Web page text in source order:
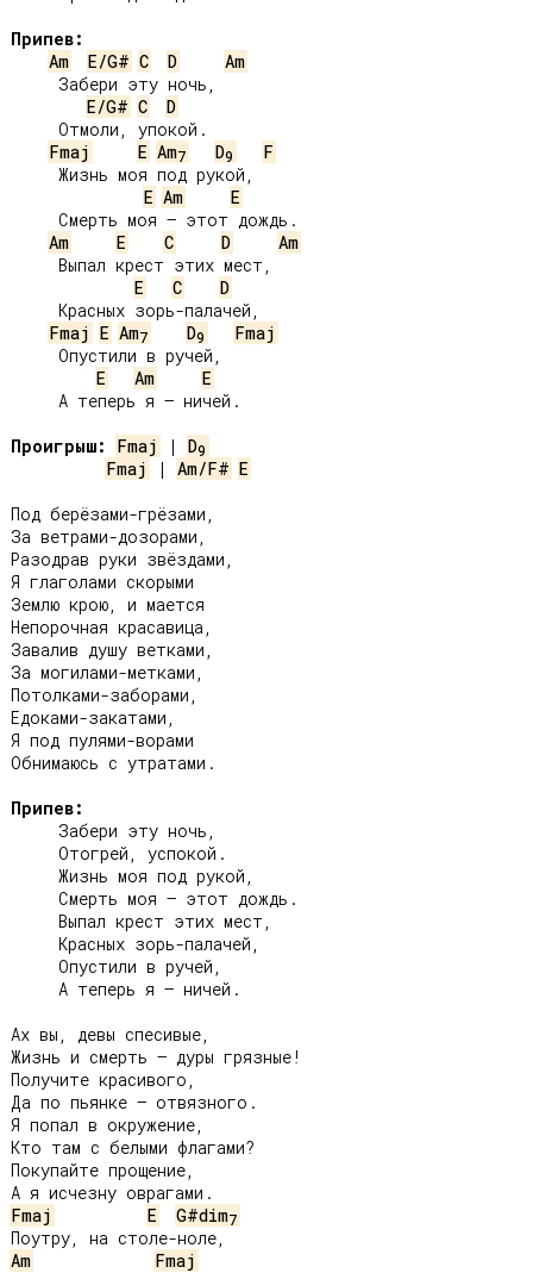
Припев:
Am
E/G# C D
Am
E/G# C
D
Fmaj
E Am7 D9
F
E Am
E
Am
E C D
Am
E
C
D
Fmaj E Am7 D9
Fmaj
E
Am
E
Проигрыш:
Fmaj | D9
Fmaj | Am/F# E
Под берёзами-грёзами,
За ветрами-дозорами,
Разодрав руки звёздами,
Я глаголами скорыми
Землю крою, и мается
Непорочная красавица,
Завалив душу ветками,
За могилами-метками,
Потолками-заборами,
Едоками-закатами,
Я под пулями-ворами
Обнимаюсь с утратами.
Припев:
Ах вы, девы спесивые,
Жизнь и смерть – дуры грязные!
Получите красивого,
Да по пьянке – отвязного.
Я попал в окружение,
Кто там с белыми флагами?
Покупайте прощение,
Fmaj
E G#dim7
Am
Fmaj